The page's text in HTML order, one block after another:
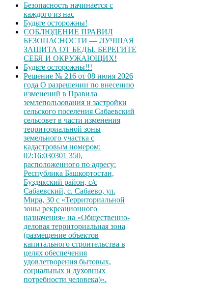
Безопасность начинается с
каждого из нас
Будьте осторожны!
СОБЛЮДЕНИЕ ПРАВИЛ
БЕЗОПАСНОСТИ — ЛУЧШАЯ
ЗАЩИТА ОТ БЕДЫ. БЕРЕГИТЕ
СЕБЯ И ОКРУЖАЮЩИХ!
Будьте осторожны!!!
Решение № 216 от 08 июня 2026
года О разрешении по внесению
изменений в Правила
землепользования и застройки
сельского поселения Сабаевский
сельсовет в части изменения
территориальной зоны
земельного участка с
кадастровым номером:
02:16:030301 350,
расположенного по адресу:
Республика Башкортостан,
Буздякский район, с/с
Сабаевский, с. Сабаево, ул.
Мира, 30 с «Территориальной
зоны рекреационного
назначения» на «Общественно-
деловая территориальная зона
(размещение объектов
капитального строительства в
целях обеспечения
удовлетворения бытовых,
социальных и духовных
потребности человека)».